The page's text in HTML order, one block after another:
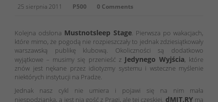
25 sierpnia 2011 P500 0 Comments
Kolejna odsłona Mustnotsleep Stage. Pierwsza po wakacjach,
które mimo, że pogodą nie rozpieszczały to jednak zdziesiątkowały
warszawską publikę klubową. Okoliczności są dodatkowo
wyjątkowe – musimy się przenieść z Jedynego Wyjścia, które
znów jest nękane przez idiotyzmy systemu i wsteczne myślenie
niektórych instytucji na Pradze.
Jednak nasz cykl nie umiera i pojawi się na nim mała
niespodzianka, a jest nią gość z Pragi, ale tej czeskiej. dMIT.RYma